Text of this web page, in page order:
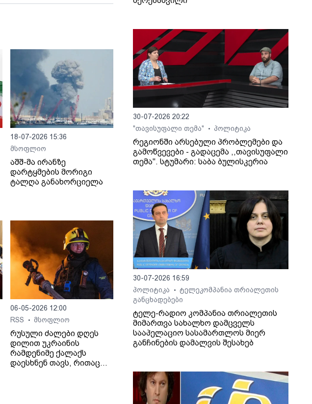
18-07-2026 15:36
მსოფლიო
აშშ-მა ირანზე
დარტყმების მორიგი
ტალღა განახორციელა
06-05-2026 12:00
RSS
• მსოფლიო
რუსული ძალები დღეს
დილით უკრაინის
რამდენიმე ქალაქს
დაესხნენ თავს, რითაც
30-07-2026 20:22
"თავისუფალი თემა"
• პოლიტიკა
რეგიონში არსებული პრობლემები და
გამოწვევები - გადაცემა ,,თავისუფალი
თემა". სტუმარი: საბა ბულისკერია
30-07-2026 16:59
პოლიტიკა
•
ტელეკომპანია თრიალეთის
განცხადებები
ტელე-რადიო კომპანია თრიალეთის
მიმართვა სახალხო დამცველს
სააპელაციო სასამართლოს მიერ
განჩინების დამალვის შესახებ